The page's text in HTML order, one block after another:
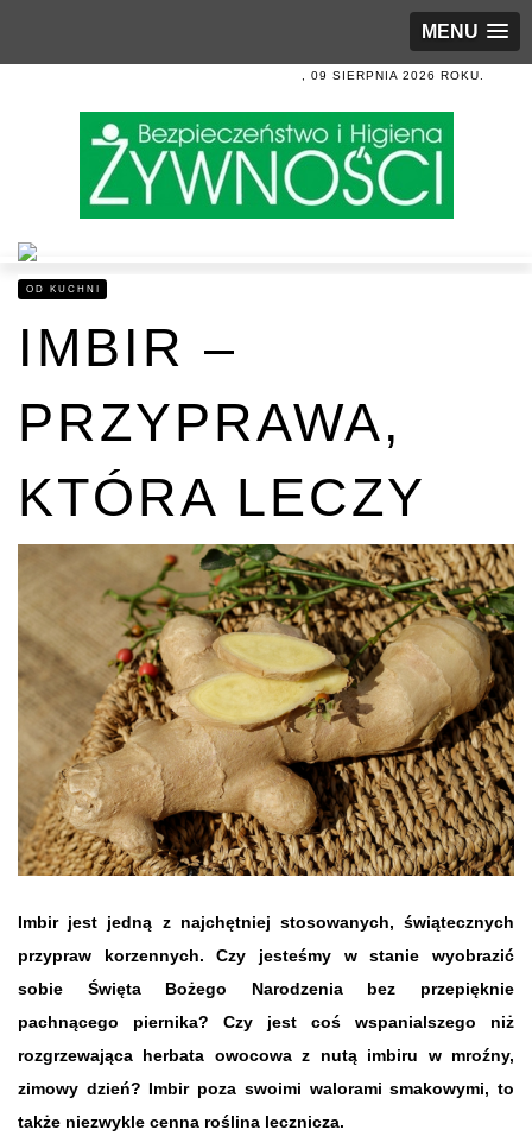
MENU
, 09 SIERPNIA 2026 ROKU.
OD KUCHNI
IMBIR –
PRZYPRAWA,
KTÓRA LECZY
Imbir jest jedną z najchętniej stosowanych, świątecznych
przypraw korzennych. Czy jesteśmy w stanie wyobrazić
sobie Święta Bożego Narodzenia bez przepięknie
pachnącego piernika? Czy jest coś wspanialszego niż
rozgrzewająca herbata owocowa z nutą imbiru w mroźny,
zimowy dzień? Imbir poza swoimi walorami smakowymi, to
także niezwykle cenna roślina lecznicza.